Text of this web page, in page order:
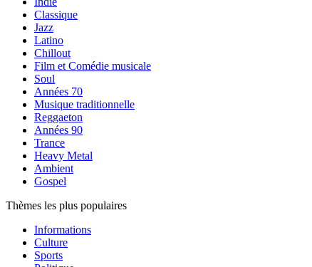
Classique
Jazz
Latino
Chillout
Film et Comédie musicale
Soul
Années 70
Musique traditionnelle
Reggaeton
Années 90
Trance
Heavy Metal
Ambient
Gospel
Thèmes les plus populaires
Informations
Culture
Sports